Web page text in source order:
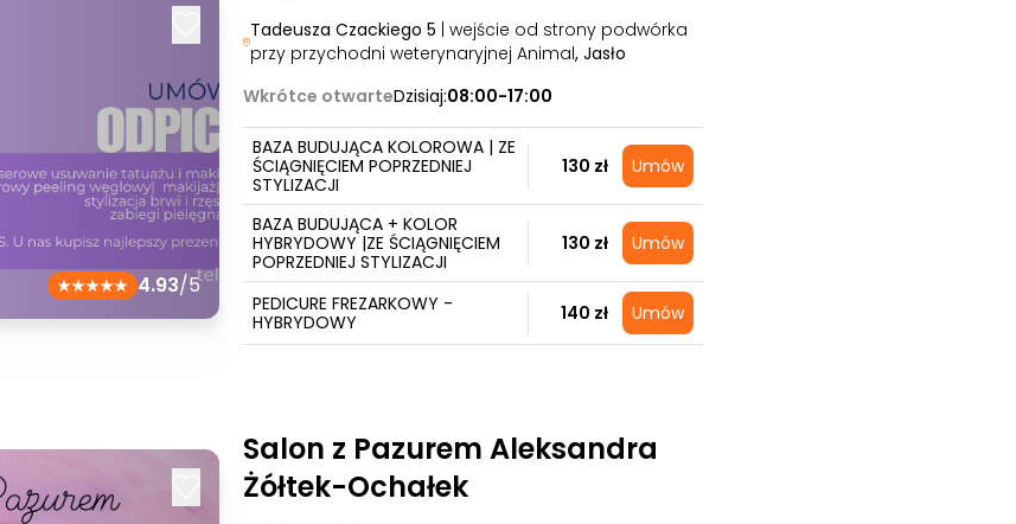
4.93/5
Tadeusza Czackiego 5 | wejście od strony podwórka
przy przychodni weterynaryjnej Animal, Jasło
Wkrótce otwarteDzisiaj:08:00-17:00
BAZA BUDUJĄCA KOLOROWA | ZE
ŚCIĄGNIĘCIEM POPRZEDNIEJ
STYLIZACJI
130 zł Umów
BAZA BUDUJĄCA + KOLOR
HYBRYDOWY |ZE ŚCIĄGNIĘCIEM
POPRZEDNIEJ STYLIZACJI
130 zł Umów
PEDICURE FREZARKOWY -
HYBRYDOWY
140 zł Umów
Salon z Pazurem Aleksandra
Żółtek-Ochałek